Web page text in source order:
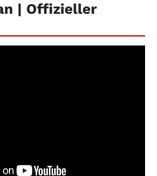
| Offizieller